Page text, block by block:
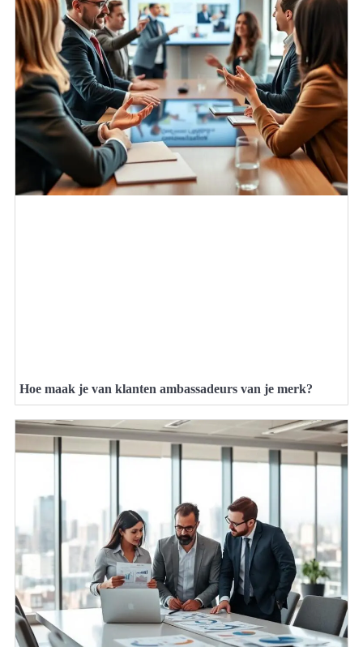
Hoe maak je van klanten ambassadeurs van je merk?